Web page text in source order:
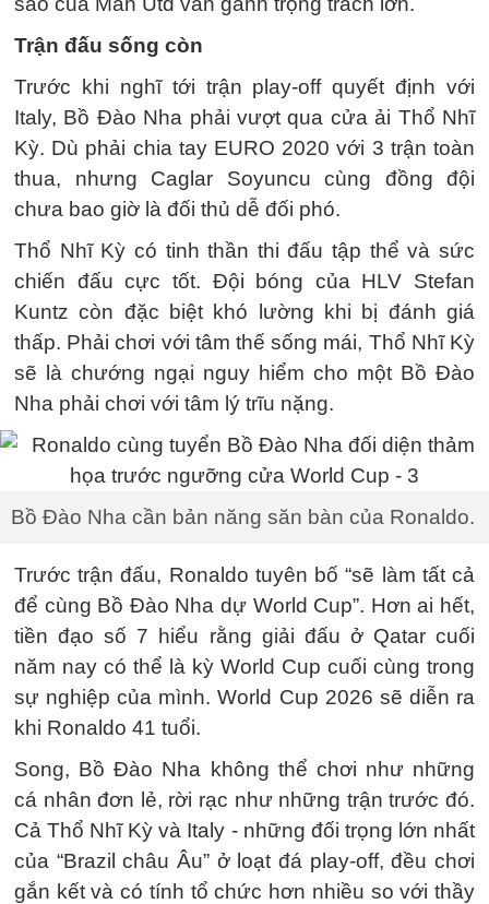
Trận đấu sống còn
Trước khi nghĩ tới trận play-off quyết định với
Italy, Bồ Đào Nha phải vượt qua cửa ải Thổ Nhĩ
Kỳ. Dù phải chia tay EURO 2020 với 3 trận toàn
thua, nhưng Caglar Soyuncu cùng đồng đội
chưa bao giờ là đối thủ dễ đối phó.
Thổ Nhĩ Kỳ có tinh thần thi đấu tập thể và sức
chiến đấu cực tốt. Đội bóng của HLV Stefan
Kuntz còn đặc biệt khó lường khi bị đánh giá
thấp. Phải chơi với tâm thế sống mái, Thổ Nhĩ Kỳ
sẽ là chướng ngại nguy hiểm cho một Bồ Đào
Nha phải chơi với tâm lý trĩu nặng.
Bồ Đào Nha cần bản năng săn bàn của Ronaldo.
Trước trận đấu, Ronaldo tuyên bố “sẽ làm tất cả
để cùng Bồ Đào Nha dự World Cup”. Hơn ai hết,
tiền đạo số 7 hiểu rằng giải đấu ở Qatar cuối
năm nay có thể là kỳ World Cup cuối cùng trong
sự nghiệp của mình. World Cup 2026 sẽ diễn ra
khi Ronaldo 41 tuổi.
Song, Bồ Đào Nha không thể chơi như những
cá nhân đơn lẻ, rời rạc như những trận trước đó.
Cả Thổ Nhĩ Kỳ và Italy - những đối trọng lớn nhất
của “Brazil châu Âu” ở loạt đá play-off, đều chơi
gắn kết và có tính tổ chức hơn nhiều so với thầy